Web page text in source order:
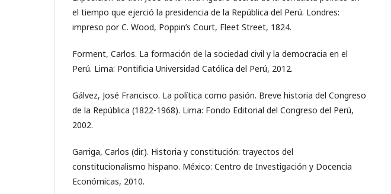
el tiempo que ejerció la presidencia de la República del Perú. Londres:
impreso por C. Wood, Poppin’s Court, Fleet Street, 1824.
Forment, Carlos. La formación de la sociedad civil y la democracia en el
Perú. Lima: Pontificia Universidad Católica del Perú, 2012.
Gálvez, José Francisco. La política como pasión. Breve historia del Congreso
de la República (1822-1968). Lima: Fondo Editorial del Congreso del Perú,
2002.
Garriga, Carlos (dir.). Historia y constitución: trayectos del
constitucionalismo hispano. México: Centro de Investigación y Docencia
Económicas, 2010.